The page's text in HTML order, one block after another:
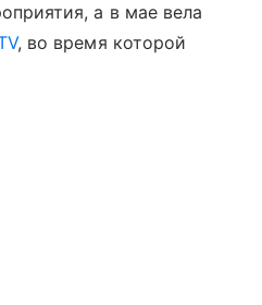
а в мае вела
, во время которой